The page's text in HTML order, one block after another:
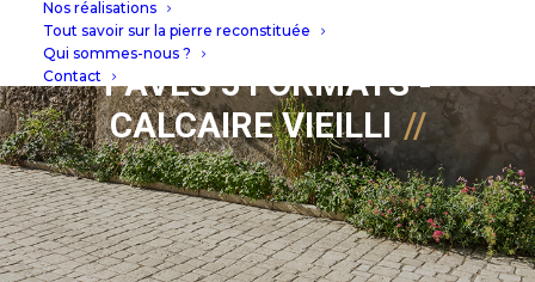
Nos réalisations
Tout savoir sur la pierre reconstituée
Qui sommes-nous ?
ContactPAVÉS 5 FORMATS -
CALCAIRE VIEILLI